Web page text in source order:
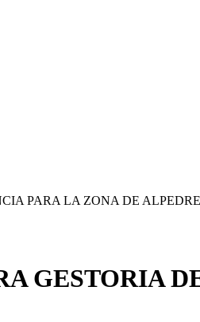
PARA LA ZONA DE
GESTORIA